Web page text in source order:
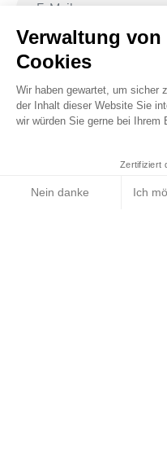
Folgen Sie uns
Registrieren Sie Ihren
Verwaltung von
Cookies
Wir haben gewartet, um sicher
der Inhalt dieser Website Sie
wir würden Sie gerne bei
Zertifiziert
Nein danke Ich